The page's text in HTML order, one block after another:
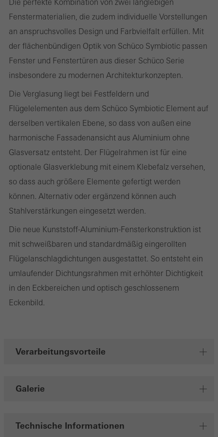
Die perfekte Kombination von zwei langlebigen
Fenstermaterialien, die zudem individuelle Vorstellungen
an anspruchsvolles Design und Farbvielfalt erfüllen. Mit
der flächenbündigen Optik von Schüco Symbiotic passen
Fenster und Fenstertüren aus dieser Schüco Serie
insbesondere zu modernen Architekturkonzepten.
Die Verglasung liegt bei Festfeldern und
Flügelelementen aus dem Schüco Symbiotic Element auf
derselben vertikalen Ebene, so dass von außen eine
harmonische Fassadenansicht aus Aluminium ohne
Glasversatz entsteht. Der Flügelrahmen ist für eine
optionale Glasverklebung mit einem Klebefalz versehen,
so dass auch größere Elemente gefertigt werden
können. Alternativ oder ergänzend können auch
Stahlverstärkungen eingesetzt werden.
Die neue Kunststoff-Aluminium-Fensterkonstruktion ist
mit schweißbaren und standardmäßig eingerollten
Flügelanschlagdichtungen ausgestattet. So entsteht ein
umlaufender Dichtungsrahmen mit erhöhter Dichtigkeit
in den Eckbereichen und optisch geschlossenem
Eckenbild.
Verarbeitungsvorteile
Galerie
Technische Informationen
Diese Cookies werden zu statistischen Zwecken gesetzt, um die
Nutzung der Webseite zu analysieren und das Angebot,
beispielsweise durch Auswertung von durchgeführten
Kampagnen, zu optimieren. Diese Cookies werden dazu
verwendet, die Nutzerfreundlichkeit der Webseite und damit das
Nutzererlebnis zu verbessern. Sie sammeln Informationen über
die Nutzungsweise der Webseite, Anzahl der Besuche,
durchschnittliche Verweilzeit, aufgerufene Seiten.
Marketing Cookies werden von Drittanbietern verwendet, um
personalisierte und ansprechende Werbung für den einzelnen
Nutzer anzuzeigen. Sie tun dies, indem sie Besucher über
Webseiten hinweg verfolgen. Dabei werden auch Dienste von